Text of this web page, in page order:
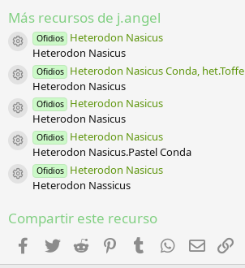
Más recursos de j.angel
Icono del recurso
Ofidios Heterodon Nasicus
Heterodon Nasicus
Icono del recurso
Ofidios Heterodon Nasicus Conda, het.Toffe
Heterodon Nasicus
Icono del recurso
Ofidios Heterodon Nasicus
Heterodon Nasicus
Icono del recurso
Ofidios Heterodon Nasicus
Heterodon Nasicus.Pastel Conda
Icono del recurso
Ofidios Heterodon Nasicus
Heterodon Nassicus
Compartir este recurso
Facebook
Twitter Reddit PinterestTumblr WhatsApp
Email